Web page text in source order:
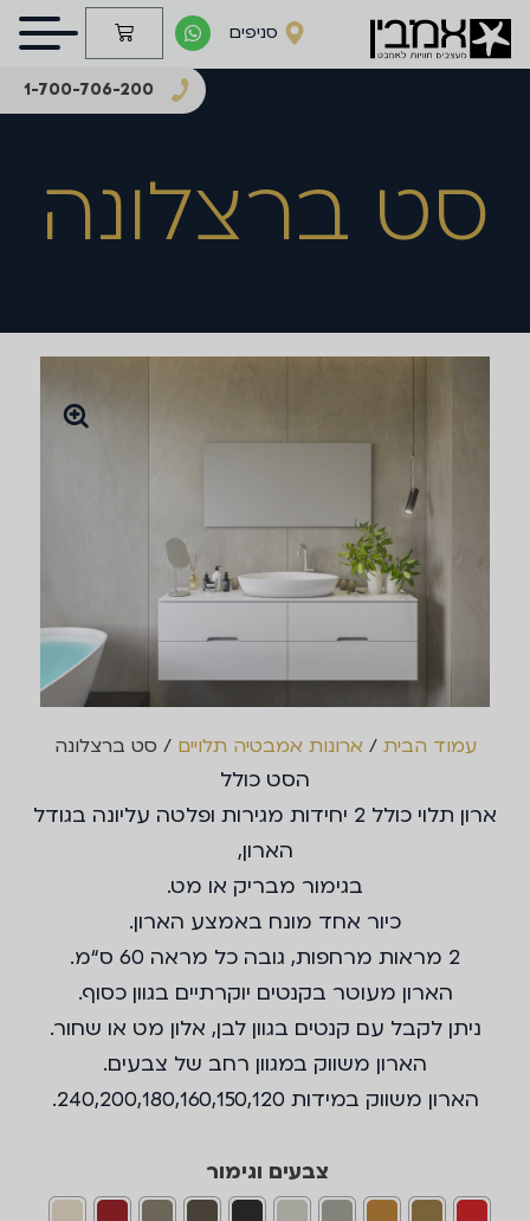
סניפים
1-700-706-200
סט ברצלונה
עמוד הבית / ארונות אמבטיה תלויים / סט ברצלונה
הסט כולל
ארון תלוי כולל 2 יחידות מגירות ופלטה עליונה בגודל
הארון,
בגימור מבריק או מט.
כיור אחד מונח באמצע הארון.
2 מראות מרחפות, גובה כל מראה 60 ס“מ.
הארון מעוטר בקנטים יוקרתיים בגוון כסוף.
ניתן לקבל עם קנטים בגוון לבן, אלון מט או שחור.
הארון משווק במגוון רחב של צבעים.
הארון משווק במידות 240,200,180,160,150,120.
צבעים וגימור